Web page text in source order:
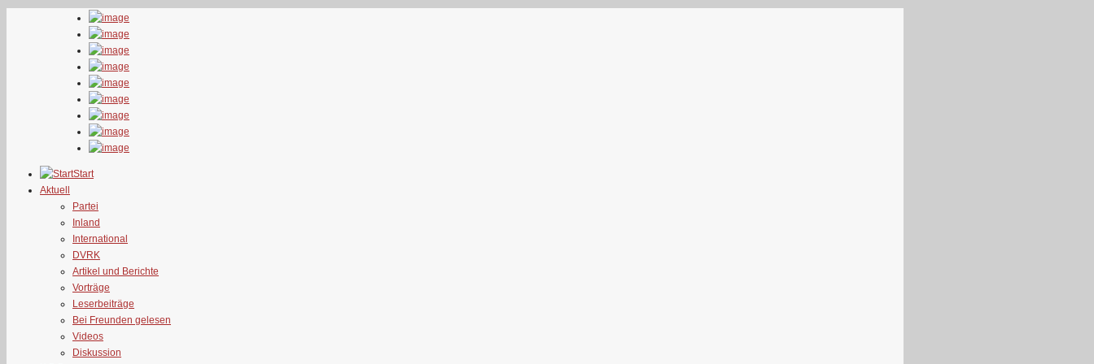
Start
Aktuell
Partei
Inland
International
DVRK
Artikel und Berichte
Vorträge
Leserbeiträge
Bei Freunden gelesen
Videos
Diskussion